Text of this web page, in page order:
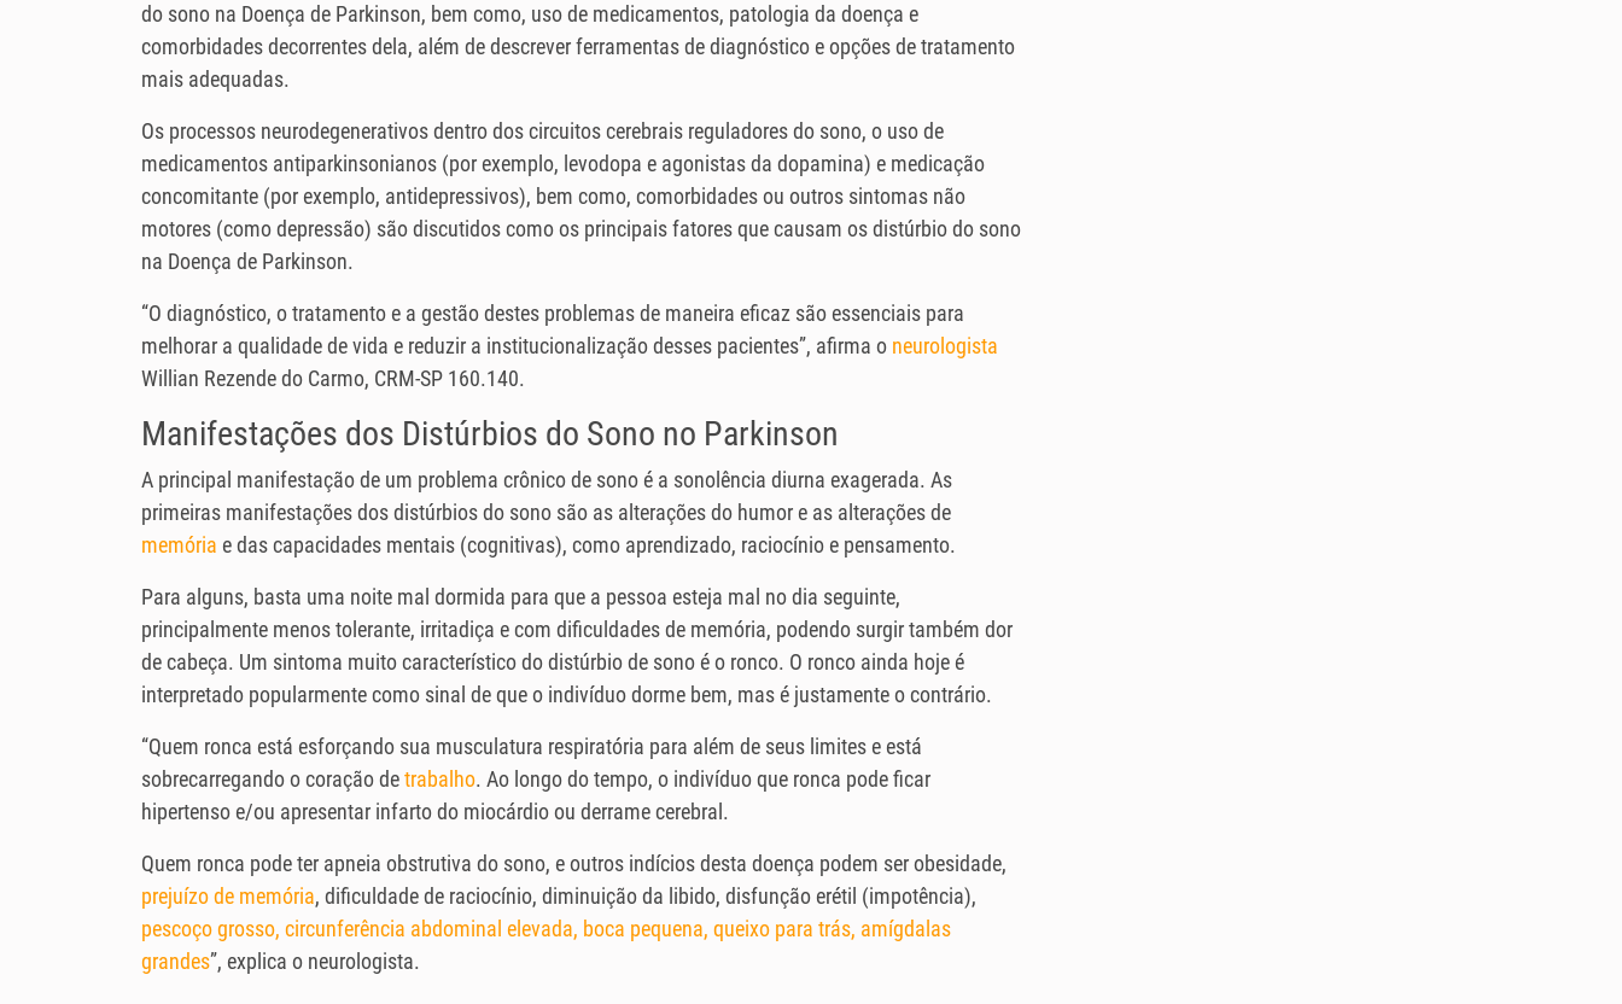
do sono na Doença de Parkinson, bem como, uso de medicamentos, patologia da doença e
comorbidades decorrentes dela, além de descrever ferramentas de diagnóstico e opções de tratamento
mais adequadas.
Os processos neurodegenerativos dentro dos circuitos cerebrais reguladores do sono, o uso de
medicamentos antiparkinsonianos (por exemplo, levodopa e agonistas da dopamina) e medicação
concomitante (por exemplo, antidepressivos), bem como, comorbidades ou outros sintomas não
motores (como depressão) são discutidos como os principais fatores que causam os distúrbio do sono
na Doença de Parkinson.
“O diagnóstico, o tratamento e a gestão destes problemas de maneira eficaz são essenciais para
melhorar a qualidade de vida e reduzir a institucionalização desses pacientes”, afirma o neurologista
Willian Rezende do Carmo, CRM-SP 160.140.
Manifestações dos Distúrbios do Sono no Parkinson
A principal manifestação de um problema crônico de sono é a sonolência diurna exagerada. As
primeiras manifestações dos distúrbios do sono são as alterações do humor e as alterações de
memória e das capacidades mentais (cognitivas), como aprendizado, raciocínio e pensamento.
Para alguns, basta uma noite mal dormida para que a pessoa esteja mal no dia seguinte,
principalmente menos tolerante, irritadiça e com dificuldades de memória, podendo surgir também dor
de cabeça. Um sintoma muito característico do distúrbio de sono é o ronco. O ronco ainda hoje é
interpretado popularmente como sinal de que o indivíduo dorme bem, mas é justamente o contrário.
“Quem ronca está esforçando sua musculatura respiratória para além de seus limites e está
sobrecarregando o coração detrabalho. Ao longo do tempo, o indivíduo que ronca pode ficar
hipertenso e/ou apresentar infarto do miocárdio ou derrame cerebral.
Quem ronca pode ter apneia obstrutiva do sono, e outros indícios desta doença podem ser obesidade,
prejuízo de memória, dificuldade de raciocínio, diminuição da libido, disfunção erétil (impotência),
pescoço grosso, circunferência abdominal elevada, boca pequena, queixo para trás, amígdalas
grandes”, explica o neurologista.